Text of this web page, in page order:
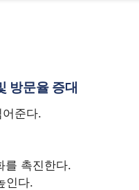
방문율 증대
준다.
를 촉진한다.
인다.